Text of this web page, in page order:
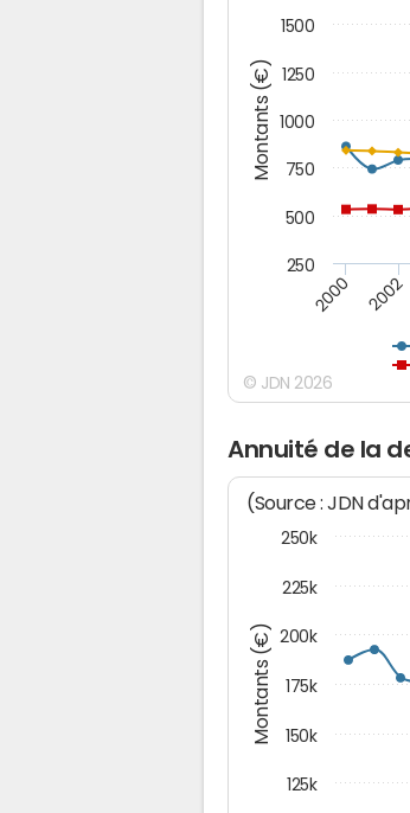
Montants (€)
2000 2002
250
500
750
1000
1250
1500
© JDN 2026
Annuité de la
Montants (€)
(Source : JDN
125k
150k
175k
200k
225k
250k